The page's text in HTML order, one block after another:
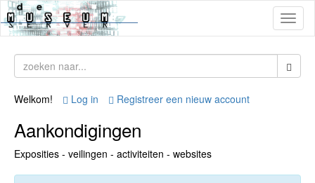
Welkom! Log in Registreer een nieuw account
Aankondigingen
Exposities - veilingen - activiteiten - websites